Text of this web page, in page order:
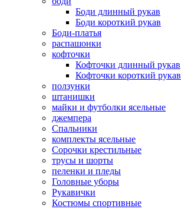
Боди длинный рукав
Боди короткий рукав
Боди-платья
распашонки
кофточки
Кофточки длинный рукав
Кофточки короткий рукав
ползунки
штанишки
майки и футболки ясельные
джемпера
Спальники
комплекты ясельные
Сорочки крестильные
трусы и шорты
пеленки и пледы
Головные уборы
Рукавички
Костюмы спортивные